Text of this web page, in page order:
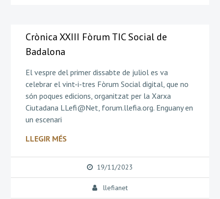
Crònica XXIII Fòrum TIC Social de
Badalona
El vespre del primer dissabte de juliol es va
celebrar el vint-i-tres Fòrum Social digital, que no
són poques edicions, organitzat per la Xarxa
Ciutadana LLefi@Net, forum.llefia.org. Enguany en
un escenari
LLEGIR MÉS
19/11/2023
llefianet